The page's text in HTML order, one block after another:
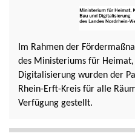
Im Rahmen der
des Ministeriums für Heimat,
Digitalisierung wurden der
Rhein-Erft-Kreis für alle
Verfügung gestellt.